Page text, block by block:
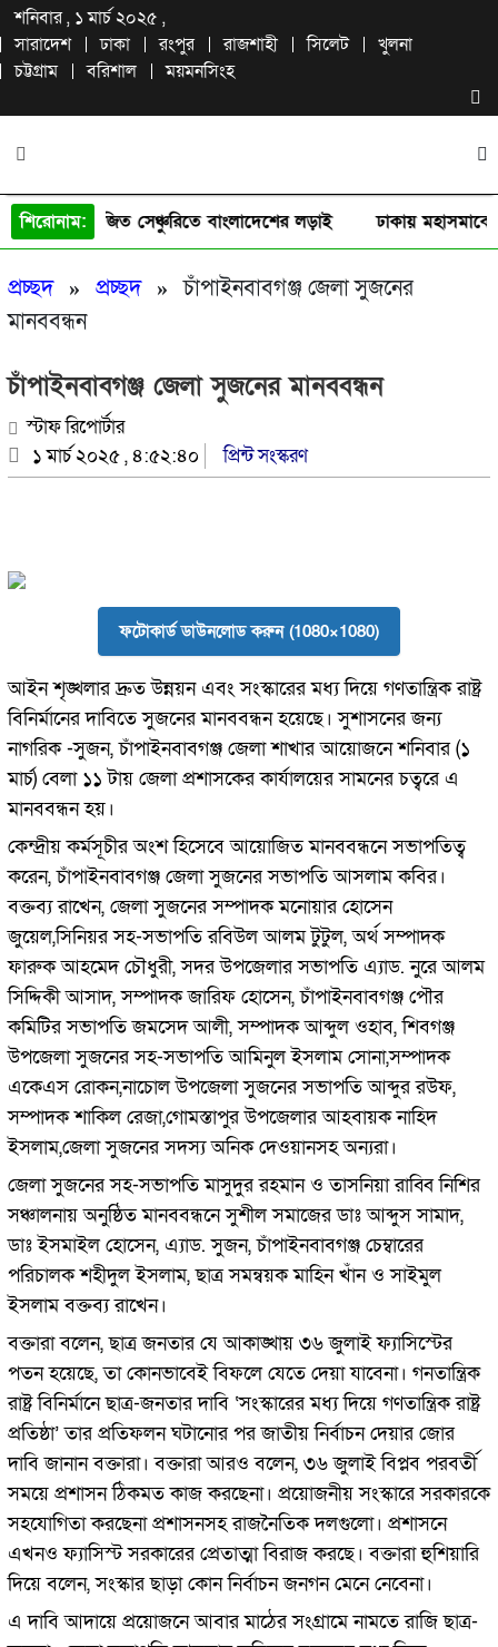
শনিবার , ১ মার্চ ২০২৫ ,
সারাদেশ
ঢাকা রংপুর রাজশাহী সিলেট
খুলনা
চট্টগ্রাম
বরিশাল ময়মনসিংহ
শিরোনাম:অপরাজিত সেঞ্চুরিতে বাংলাদেশের লড়াই| ঢাকায়
প্রচ্ছদ» প্রচ্ছদ»চাঁপাইনবাবগঞ্জ জেলা সুজনের
মানববন্ধন
চাঁপাইনবাবগঞ্জ জেলা সুজনের মানববন্ধন
স্টাফ রিপোর্টার
১ মার্চ ২০২৫ , ৪:৫২:৪০
প্রিন্ট সংস্করণ
ফটোকার্ড ডাউনলোড করুন (1080×1080)
আইন শৃঙ্খলার দ্রুত উন্নয়ন এবং সংস্কারের মধ্য দিয়ে গণতান্ত্রিক রাষ্ট্র
বিনির্মানের দাবিতে সুজনের মানববন্ধন হয়েছে। সুশাসনের জন্য
নাগরিক -সুজন, চাঁপাইনবাবগঞ্জ জেলা শাখার আয়োজনে শনিবার (১
মার্চ) বেলা ১১ টায় জেলা প্রশাসকের কার্যালয়ের সামনের চত্বরে এ
মানববন্ধন হয়।
কেন্দ্রীয় কর্মসূচীর অংশ হিসেবে আয়োজিত মানববন্ধনে সভাপতিত্ব
করেন, চাঁপাইনবাবগঞ্জ জেলা সুজনের সভাপতি আসলাম কবির।
বক্তব্য রাখেন, জেলা সুজনের সম্পাদক মনোয়ার হোসেন
জুয়েল,সিনিয়র সহ-সভাপতি রবিউল আলম টুটুল, অর্থ সম্পাদক
ফারুক আহমেদ চৌধুরী, সদর উপজেলার সভাপতি এ্যাড. নুরে আলম
সিদ্দিকী আসাদ, সম্পাদক জারিফ হোসেন, চাঁপাইনবাবগঞ্জ পৌর
কমিটির সভাপতি জমসেদ আলী, সম্পাদক আব্দুল ওহাব, শিবগঞ্জ
উপজেলা সুজনের সহ-সভাপতি আমিনুল ইসলাম সোনা,সম্পাদক
একেএস রোকন,নাচোল উপজেলা সুজনের সভাপতি আব্দুর রউফ,
সম্পাদক শাকিল রেজা,গোমস্তাপুর উপজেলার আহবায়ক নাহিদ
ইসলাম,জেলা সুজনের সদস্য অনিক দেওয়ানসহ অন্যরা।
জেলা সুজনের সহ-সভাপতি মাসুদুর রহমান ও তাসনিয়া রাব্বি নিশির
সঞ্চালনায় অনুষ্ঠিত মানববন্ধনে সুশীল সমাজের ডাঃ আব্দুস সামাদ,
ডাঃ ইসমাইল হোসেন, এ্যাড. সুজন, চাঁপাইনবাবগঞ্জ চেম্বারের
পরিচালক শহীদুল ইসলাম, ছাত্র সমন্বয়ক মাহিন খাঁন ও সাইমুল
ইসলাম বক্তব্য রাখেন।
বক্তারা বলেন, ছাত্র জনতার যে আকাঙ্খায় ৩৬ জুলাই ফ্যাসিস্টের
পতন হয়েছে, তা কোনভাবেই বিফলে যেতে দেয়া যাবেনা। গনতান্ত্রিক
রাষ্ট্র বিনির্মানে ছাত্র-জনতার দাবি ‘সংস্কারের মধ্য দিয়ে গণতান্ত্রিক রাষ্ট্র
প্রতিষ্ঠা’ তার প্রতিফলন ঘটানোর পর জাতীয় নির্বাচন দেয়ার জোর
দাবি জানান বক্তারা। বক্তারা আরও বলেন, ৩৬ জুলাই বিপ্লব পরবর্তী
সময়ে প্রশাসন ঠিকমত কাজ করছেনা। প্রয়োজনীয় সংস্কারে সরকারকে
সহযোগিতা করছেনা প্রশাসনসহ রাজনৈতিক দলগুলো। প্রশাসনে
এখনও ফ্যাসিস্ট সরকারের প্রেতাত্মা বিরাজ করছে। বক্তারা হুশিয়ারি
দিয়ে বলেন, সংস্কার ছাড়া কোন নির্বাচন জনগন মেনে নেবেনা।
এ দাবি আদায়ে প্রয়োজনে আবার মাঠের সংগ্রামে নামতে রাজি ছাত্র-